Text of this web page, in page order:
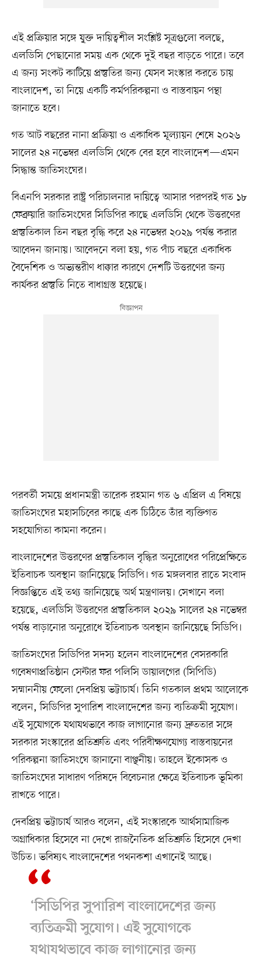
এই প্রক্রিয়ার সঙ্গে যু্ক্ত দায়িত্বশীল সংশ্লিষ্ট সূত্রগুলো বলছে,
এলডিসি পেছানোর সময় এক থেকে দুই বছর বাড়তে পারে। তবে
এ জন্য সংকট কাটিয়ে প্রস্তুতির জন্য যেসব সংস্কার করতে চায়
বাংলাদেশ, তা নিয়ে একটি কর্মপরিকল্পনা ও বাস্তবায়ন পন্থা
জানাতে হবে।
গত আট বছরের নানা প্রক্রিয়া ও একাধিক মূল্যায়ন শেষে ২০২৬
সালের ২৪ নভেম্বর এলডিসি থেকে বের হবে বাংলাদেশ—এমন
সিদ্ধান্ত জাতিসংঘের।
বিএনপি সরকার রাষ্ট্র পরিচালনার দায়িত্বে আসার পরপরই গত ১৮
ফেব্রুয়ারি জাতিসংঘের সিডিপির কাছে এলডিসি থেকে উত্তরণের
প্রস্তুতিকাল তিন বছর বৃদ্ধি করে ২৪ নভেম্বর ২০২৯ পর্যন্ত করার
আবেদন জানায়। আবেদনে বলা হয়, গত পাঁচ বছরে একাধিক
বৈদেশিক ও অভ্যন্তরীণ ধাক্কার কারণে দেশটি উত্তরণের জন্য
কার্যকর প্রস্তুতি নিতে বাধাগ্রস্ত হয়েছে।
পরবর্তী সময়ে প্রধানমন্ত্রী তারেক রহমান গত ৬ এপ্রিল এ বিষয়ে
জাতিসংঘের মহাসচিবের কাছে এক চিঠিতে তাঁর ব্যক্তিগত
সহযোগিতা কামনা করেন।
বাংলাদেশের উত্তরণের প্রস্তুতিকাল বৃদ্ধির অনুরোধের পরিপ্রেক্ষিতে
ইতিবাচক অবস্থান জানিয়েছে সিডিপি। গত মঙ্গলবার রাতে সংবাদ
বিজ্ঞপ্তিতে এই তথ্য জানিয়েছে অর্থ মন্ত্রণালয়। সেখানে বলা
হয়েছে, এলডিসি উত্তরণের প্রস্তুতিকাল ২০২৯ সালের ২৪ নভেম্বর
পর্যন্ত বাড়ানোর অনুরোধে ইতিবাচক অবস্থান জানিয়েছে সিডিপি।
জাতিসংঘের সিডিপির সদস্য হলেন বাংলাদেশের বেসরকারি
গবেষণাপ্রতিষ্ঠান সেন্টার ফর পলিসি ডায়ালগের (সিপিডি)
সম্মাননীয় ফেলো দেবপ্রিয় ভট্টাচার্য। তিনি গতকাল প্রথম আলোকে
বলেন, সিডিপির সুপারিশ বাংলাদেশের জন্য ব্যতিক্রমী সুযোগ।
এই সুযোগকে যথাযথভাবে কাজ লাগানোর জন্য দ্রুততার সঙ্গে
সরকার সংস্কারের প্রতিশ্রুতি এবং পরিবীক্ষণযোগ্য বাস্তবায়নের
পরিকল্পনা জাতিসংঘে জানানো বাঞ্ছনীয়। তাহলে ইকোসক ও
জাতিসংঘের সাধারণ পরিষদে বিবেচনার ক্ষেত্রে ইতিবাচক ভূমিকা
রাখতে পারে।
দেবপ্রিয় ভট্টাচার্য আরও বলেন, এই সংস্কারকে আর্থসামাজিক
অগ্রাধিকার হিসেবে না দেখে রাজনৈতিক প্রতিশ্রুতি হিসেবে দেখা
উচিত। ভবিষ্যৎ বাংলাদেশের পথনকশা এখানেই আছে।
‘সিডিপির সুপারিশ বাংলাদেশের জন্য
ব্যতিক্রমী সুযোগ। এই সুযোগকে
যথাযথভাবে কাজ লাগানোর জন্য